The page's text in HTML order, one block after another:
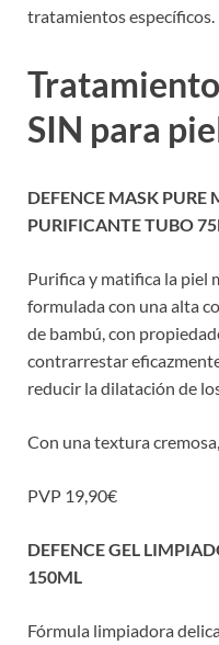
tratamientos específicos.
SIN para
DEFENCE MASK PURE
PURIFICANTE TUBO
Purifica y matifica la piel
formulada con una alta
de bambú, con
contrarrestar
reducir la dilatación de
Con una textura
PVP 19,90€
DEFENCE GEL
150ML
Fórmula limpiadora